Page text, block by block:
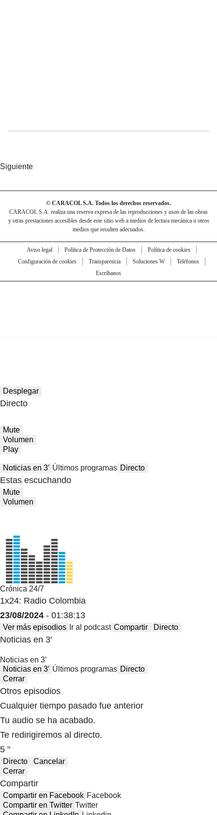
Siguiente
© CARACOL S.A. Todos los derechos reservados.
CARACOL S.A. realiza una reserva expresa de las reproducciones y usos de las obras
y otras prestaciones accesibles desde este sitio web a medios de lectura mecánica u otros
medios que resulten adecuados.
Aviso legal Política de Protección de Datos
Política de cookies
Configuración de cookies
Transparencia Soluciones W
Teléfonos
Escríbanos
Desplegar
Directo
Mute
Volumen
Play
Noticias en 3′ Últimos programas Directo
Estas escuchando
Mute
Volumen
Crónica 24/7
1x24: Radio Colombia
23/08/2024 - 01:38:13
Ver más episodios Ir al podcast Compartir Directo
Noticias en 3′
Noticias en 3′
Noticias en 3′ Últimos programas Directo
Cerrar
Otros episodios
Cualquier tiempo pasado fue anterior
Tu audio se ha acabado.
Te redirigiremos al directo.
5 "
Directo
Cancelar
Cerrar
Compartir
Compartir en Facebook Facebook
Compartir en Twitter Twitter